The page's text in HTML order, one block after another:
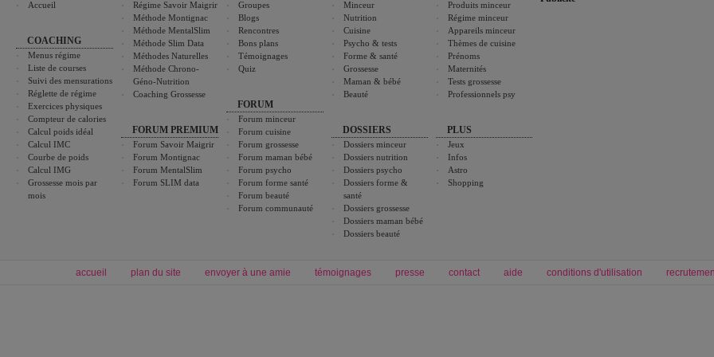
Accueil
COACHING
Menus régime
Liste de courses
Suivi des mensurations
Réglette de régime
Exercices physiques
Compteur de calories
Calcul poids idéal
Calcul IMC
Courbe de poids
Calcul IMG
Grossesse mois par
mois
Régime Savoir Maigrir
Méthode Montignac
Méthode MentalSlim
Méthode Slim Data
Méthodes Naturelles
Méthode Chrono-
Géno-Nutrition
Coaching Grossesse
FORUM PREMIUM
Forum Savoir Maigrir
Forum Montignac
Forum MentalSlim
Forum SLIM data
Groupes
Blogs
Rencontres
Bons plans
Témoignages
Quiz
FORUM
Forum minceur
Forum cuisine
Forum grossesse
Forum maman bébé
Forum psycho
Forum forme santé
Forum beauté
Forum communauté
Minceur
Nutrition
Cuisine
Psycho & tests
Forme & santé
Grossesse
Maman & bébé
Beauté
DOSSIERS
Dossiers minceur
Dossiers nutrition
Dossiers psycho
Dossiers forme &
santé
Dossiers grossesse
Dossiers maman bébé
Dossiers beauté
Produits minceur
Régime minceur
Appareils minceur
Thèmes de cuisine
Prénoms
Maternités
Tests grossesse
Professionnels psy
PLUS
Jeux
Infos
Astro
Shopping
accueil plan du site envoyer à une amie témoignages presse contact aide conditions d'utilisation